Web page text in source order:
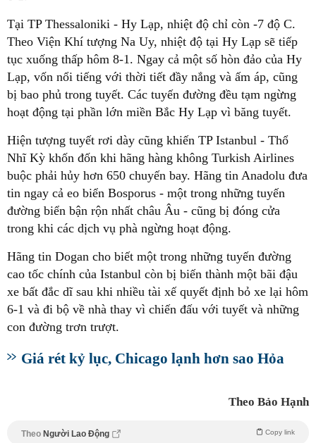
Tại TP Thessaloniki - Hy Lạp, nhiệt độ chỉ còn -7 độ C.
Theo Viện Khí tượng Na Uy, nhiệt độ tại Hy Lạp sẽ tiếp
tục xuống thấp hôm 8-1. Ngay cả một số hòn đảo của Hy
Lạp, vốn nổi tiếng với thời tiết đầy nắng và ấm áp, cũng
bị bao phủ trong tuyết. Các tuyến đường đều tạm ngừng
hoạt động tại phần lớn miền Bắc Hy Lạp vì băng tuyết.
Hiện tượng tuyết rơi dày cũng khiến TP Istanbul - Thổ
Nhĩ Kỳ khốn đốn khi hãng hàng không Turkish Airlines
buộc phải hủy hơn 650 chuyến bay. Hãng tin Anadolu đưa
tin ngay cả eo biển Bosporus - một trong những tuyến
đường biển bận rộn nhất châu Âu - cũng bị đóng cửa
trong khi các dịch vụ phà ngừng hoạt động.
Hãng tin Dogan cho biết một trong những tuyến đường
cao tốc chính của Istanbul còn bị biến thành một bãi đậu
xe bất đắc dĩ sau khi nhiều tài xế quyết định bỏ xe lại hôm
6-1 và đi bộ về nhà thay vì chiến đấu với tuyết và những
con đường trơn trượt.
Giá rét kỷ lục, Chicago lạnh hơn sao Hỏa
Theo Bảo Hạnh
Theo Người Lao Động Copy link